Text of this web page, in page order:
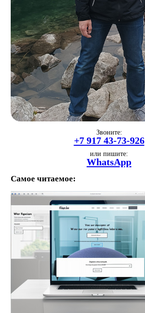
Звоните:
+7 917 43-73-926
или пишите:
WhatsApp
Самое читаемое: